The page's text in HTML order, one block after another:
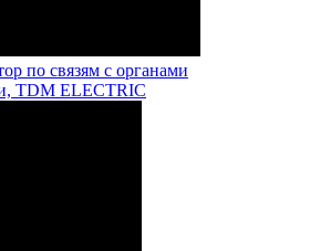
по связям с органами
TDM ELECTRIC